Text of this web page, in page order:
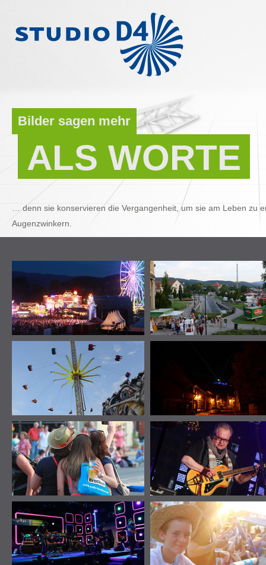
Bilder sagen mehr
ALS WORTE
… denn sie konservieren die Vergangenheit, um sie am Leben
Augenzwinkern.